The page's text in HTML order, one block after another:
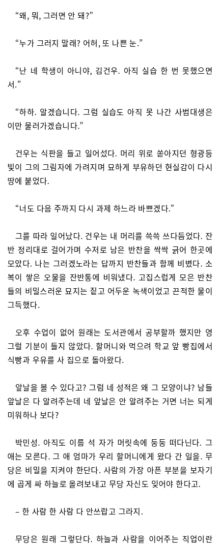
“왜, 뭐, 그러면 안 돼?”
“누가 그러지 말래? 어허, 또 나쁜 눈.”
“난 네 학생이 아니야, 김건우. 아직 실습 한 번 못했으면
서.”
“하하. 알겠습니다. 그럼 실습도 아직 못 나간 사범대생은
이만 물러가겠습니다.”
건우는 식판을 들고 일어섰다. 머리 위로 쏟아지던 형광등
빛이 그의 그림자에 가려지며 묘하게 부유하던 현실감이 다시
땅에 붙었다.
“너도 다음 주까지 다시 과제 하느라 바쁘겠다.”
그를 따라 일어났다. 건우는 내 머리를 쓱쓱 쓰다듬었다. 잔
반 정리대로 걸어가며 수저로 남은 반찬을 싹싹 긁어 한곳에
모았다. 나는 그러겠노라는 답까지 반찬들과 함께 비볐다. 소
복이 쌓은 오물을 잔반통에 비워냈다. 고집스럽게 모은 반찬
들의 비밀스러운 묘지는 짙고 어두운 녹색이었고 끈적한 물이
그득했다.
오후 수업이 없어 원래는 도서관에서 공부할까 했지만 영
그럴 기분이 들지 않았다. 할머니와 먹으려 학교 앞 빵집에서
식빵과 우유를 사 집으로 돌아왔다.
앞날을 볼 수 있다고? 그럼 네 성적은 왜 그 모양이냐? 남들
앞날은 다 알려주는데 네 앞날은 안 알려주는 거면 너는 되게
미워하나 보다?
박민성. 아직도 이름 석 자가 머릿속에 둥둥 떠다닌다. 그
애는 모른다. 그 애 엄마가 우리 할머니에게 왔다 간 일을. 무
당은 비밀을 지켜야 한단다. 사람의 가장 아픈 부분을 보자기
에 곱게 싸 하늘로 올려보내고 무당 자신도 잊어야 한다고.
– 한 사람 한 사람 다 안쓰랍고 그라지.
무당은 원래 그렇단다. 하늘과 사람을 이어주는 직업이란